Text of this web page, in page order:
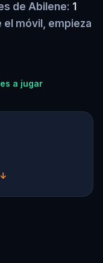
de Abilene: 1
el móvil, empieza
a jugar